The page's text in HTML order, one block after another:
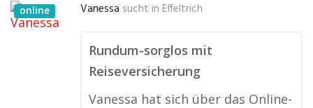
online Vanessa sucht in Effeltrich
Rundum-sorglos mit
Reiseversicherung
Vanessa hat sich über das Online-